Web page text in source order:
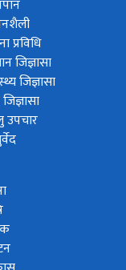
प्रविधि
जिज्ञासा
जिज्ञासा
उपचार